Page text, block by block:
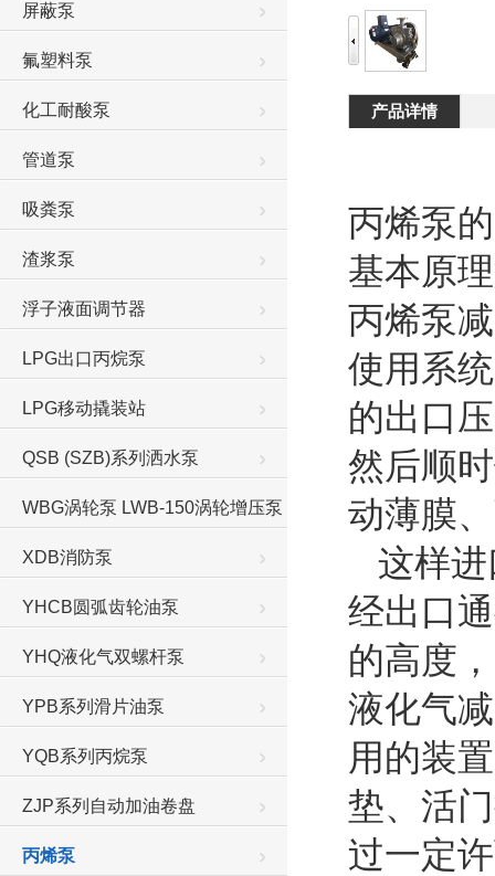
屏蔽泵
氟塑料泵
化工耐酸泵
管道泵
吸粪泵
渣浆泵
浮子液面调节器
LPG出口丙烷泵
LPG移动撬装站
QSB (SZB)系列洒水泵
WBG涡轮泵 LWB-150涡轮增压泵
XDB消防泵
YHCB圆弧齿轮油泵
YHQ液化气双螺杆泵
YPB系列滑片油泵
YQB系列丙烷泵
ZJP系列自动加油卷盘
丙烯泵
产品详情
丙烯泵
基本原
丙烯泵
使用系
的出口
然后顺
动薄膜
这样进
经出口
的高度
液化气
用的装
垫、活
过一定